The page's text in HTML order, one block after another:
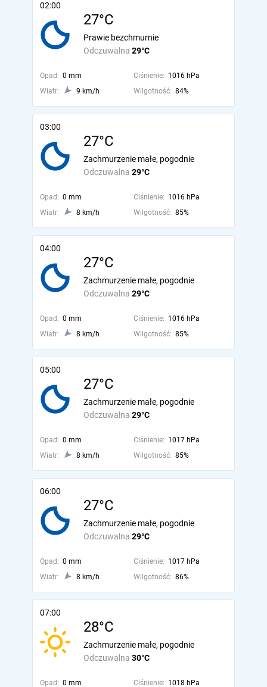
02:00
27°C
Odczuwalna 29°C
Prawie bezchmurnie
Opad: 0 mm Ciśnienie: 1016 hPa
Wiatr:
9 km/h Wilgotność: 84%
03:00
27°C
Odczuwalna 29°C
Zachmurzenie małe, pogodnie
Opad: 0 mm Ciśnienie: 1016 hPa
Wiatr:
8 km/h Wilgotność: 85%
04:00
27°C
Odczuwalna 29°C
Zachmurzenie małe, pogodnie
Opad: 0 mm Ciśnienie: 1016 hPa
Wiatr:
8 km/h Wilgotność: 85%
05:00
27°C
Odczuwalna 29°C
Zachmurzenie małe, pogodnie
Opad: 0 mm Ciśnienie: 1017 hPa
Wiatr:
8 km/h Wilgotność: 85%
06:00
27°C
Odczuwalna 29°C
Zachmurzenie małe, pogodnie
Opad: 0 mm Ciśnienie: 1017 hPa
Wiatr:
8 km/h Wilgotność: 86%
07:00
28°C
Odczuwalna 30°C
Zachmurzenie małe, pogodnie
Opad: 0 mm Ciśnienie: 1018 hPa